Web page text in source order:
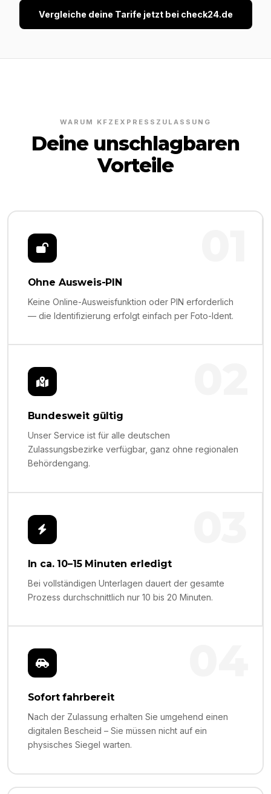
Vergleiche deine Tarife jetzt bei check24.de
WARUM KFZEXPRESSZULASSUNG
Deine unschlagbaren
Vorteile
Ohne Ausweis-PIN
Keine Online-Ausweisfunktion oder PIN erforderlich
— die Identifizierung erfolgt einfach per Foto-Ident.
Bundesweit gültig
Unser Service ist für alle deutschen
Zulassungsbezirke verfügbar, ganz ohne regionalen
Behördengang.
In ca. 10–15 Minuten erledigt
Bei vollständigen Unterlagen dauert der gesamte
Prozess durchschnittlich nur 10 bis 20 Minuten.
Sofort fahrbereit
Nach der Zulassung erhalten Sie umgehend einen
digitalen Bescheid – Sie müssen nicht auf ein
physisches Siegel warten.